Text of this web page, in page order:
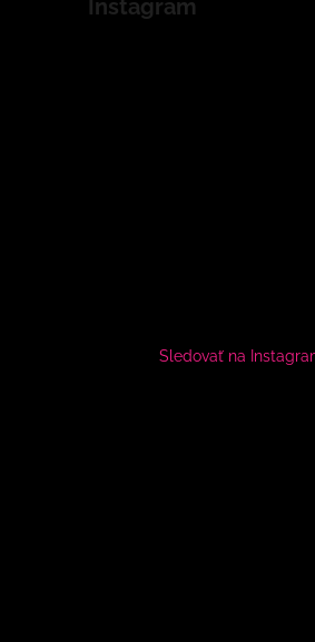
Instagram
Sledovať na